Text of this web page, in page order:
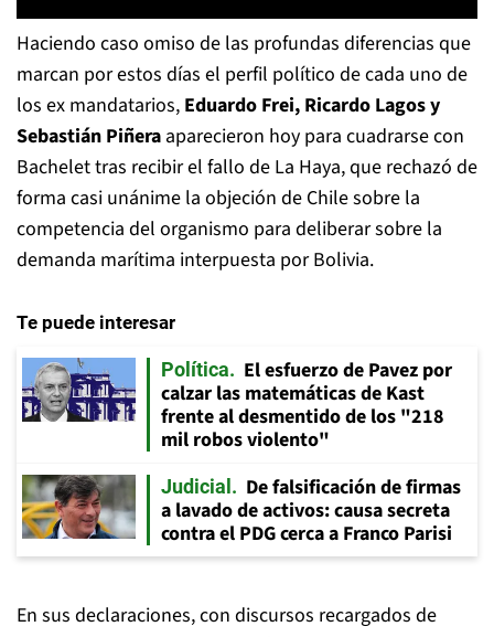
Haciendo caso omiso de las profundas diferencias que
marcan por estos días el perfil político de cada uno de
los ex mandatarios, Eduardo Frei, Ricardo Lagos y
Sebastián Piñera aparecieron hoy para cuadrarse con
Bachelet tras recibir el fallo de La Haya, que rechazó de
forma casi unánime la objeción de Chile sobre la
competencia del organismo para deliberar sobre la
demanda marítima interpuesta por Bolivia.
Te puede interesar
Política
El esfuerzo de Pavez por
calzar las matemáticas de Kast
frente al desmentido de los "218
mil robos violento"
Judicial
De falsificación de firmas
a lavado de activos: causa secreta
contra el PDG cerca a Franco Parisi
En sus declaraciones, con discursos recargados de